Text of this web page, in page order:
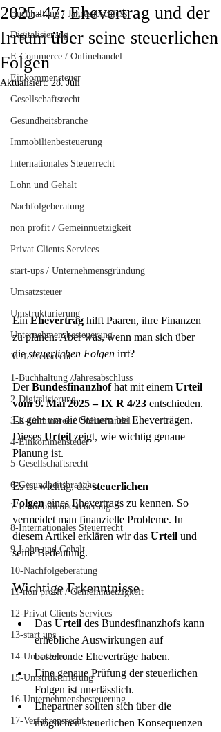
Buchhaltung / Jahresabschluss
Digitalisierung
E-Commerce / Onlinehandel
Einkommensteuer
Gesellschaftsrecht
Gesundheitsbranche
Immobilienbesteuerung
Internationales Steuerrecht
Lohn und Gehalt
Nachfolgeberatung
non profit / Gemeinnuetzigkeit
Privat Clients Services
start-ups / Unternehmensgründung
Umsatzsteuer
Umstrukturierung
Unternehmensbesteuerung
Verfahrensrecht
1-Buchhaltung /Jahresabschluss
2-Digitslisierung
3-E-Commerce / Onlinehandel
4-Einkommensteuer
5-Gesellschaftsrecht
6-Gesundheitsbranche
7-Immobilienbesteuerung
8-Internationales Steuerrecht
9-Lohn und Gehalt
10-Nachfolgeberatung
11-non profit / Gemeinnuetzigkeit
12-Privat Clients Services
13-start ups
14-Umsatzsteuer
15-Umstrukturierung
16-Unternehmensbesteuerung
17-Verfahrensrecht
2025-47: Ehevertrag und der
Irrtum über seine steuerlichen
Folgen
Aktualisiert:28. Juli
Ein Ehevertrag hilft Paaren, ihre Finanzen
zu planen. Aber was, wenn man sich über
die steuerlichen Folgen irrt?
Der Bundesfinanzhof hat mit einem Urteil
vom 9. Mai 2025 – IX R 4/23 entschieden.
Es geht um die Steuern bei Eheverträgen.
Dieses Urteil zeigt, wie wichtig genaue
Planung ist.
Es ist wichtig, die steuerlichen
Folgen eines Ehevertrags zu kennen. So
vermeidet man finanzielle Probleme. In
diesem Artikel erklären wir das Urteil und
seine Bedeutung.
Wichtige Erkenntnisse
Das Urteil des Bundesfinanzhofs kann
erhebliche Auswirkungen auf
bestehende Eheverträge haben.
Eine genaue Prüfung der steuerlichen
Folgen ist unerlässlich.
Ehepartner sollten sich über die
möglichen steuerlichen Konsequenzen